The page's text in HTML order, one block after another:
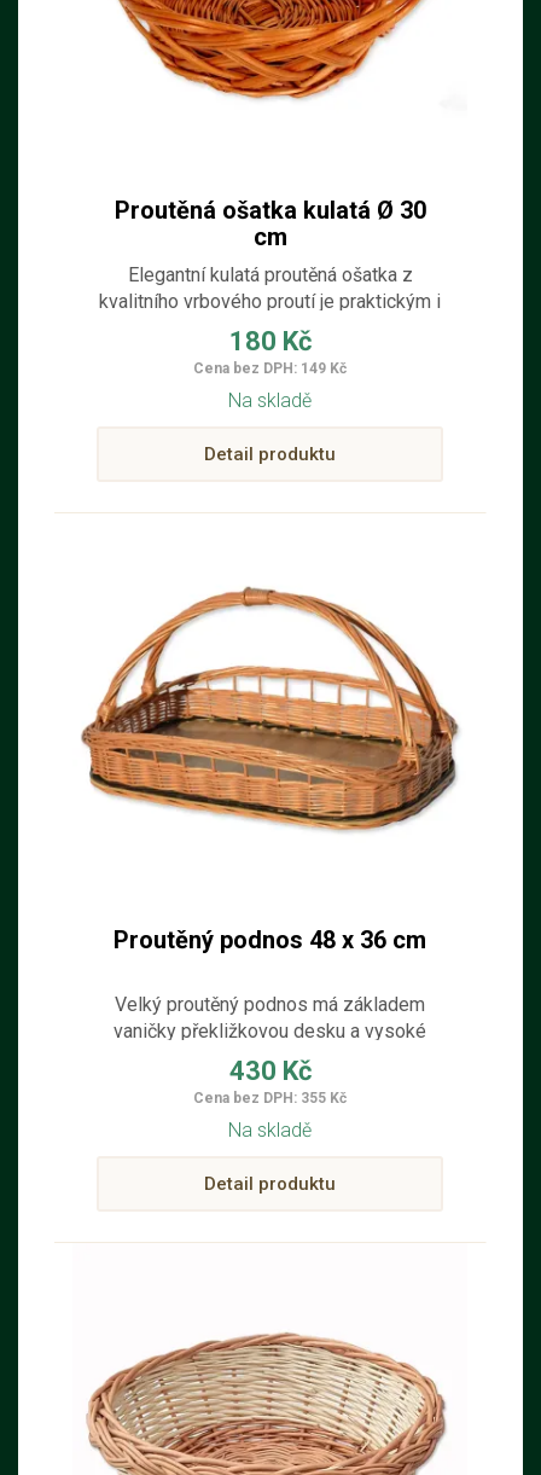
Proutěná ošatka kulatá Ø 30
cm
Elegantní kulatá proutěná ošatka z
kvalitního vrbového proutí je praktickým i
dekorativním doplňkem do každé
kuchyně či jídelny.
180 Kč
Cena bez DPH: 149 Kč
Na skladě
Detail produktu
Proutěný podnos 48 x 36 cm
Velký proutěný podnos má základem
vaničky překližkovou desku a vysoké
ucho.
430 Kč
Cena bez DPH: 355 Kč
Na skladě
Detail produktu